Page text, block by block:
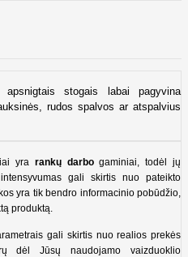
stogais labai pagyvina
rudos spalvos ar atspalvius
yra rankų darbogaminiai, todėl jų
gali skirtis nuo pateikto
yra tik bendro informacinio pobūdžio,
produktą.
gali skirtis nuo realios prekės
dėl Jūsų naudojamo vaizduoklio